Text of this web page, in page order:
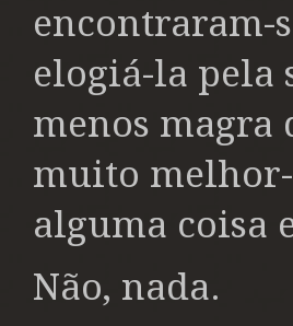
encontraram-
elogiá-la pela
menos magra
muito
alguma coisa
Não, nada.